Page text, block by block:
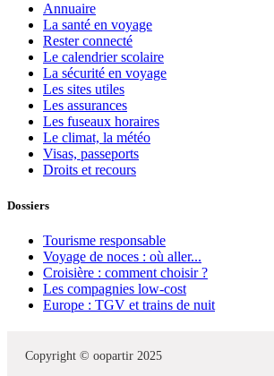
Annuaire
La santé en voyage
Rester connecté
Le calendrier scolaire
La sécurité en voyage
Les sites utiles
Les assurances
Les fuseaux horaires
Le climat, la météo
Visas, passeports
Droits et recours
Dossiers
Tourisme responsable
Voyage de noces : où aller...
Croisière : comment choisir ?
Les compagnies low-cost
Europe : TGV et trains de nuit
Copyright © oopartir 2025